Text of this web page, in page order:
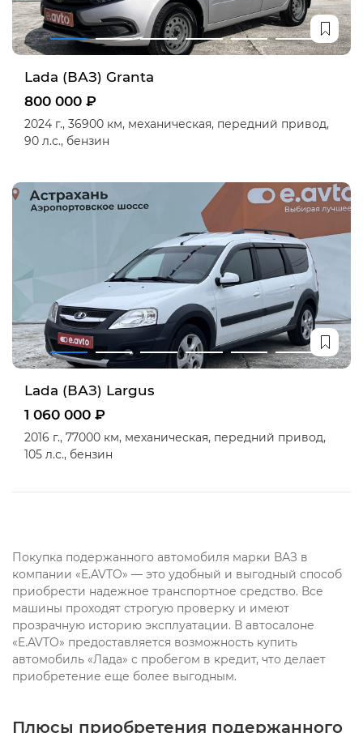
Lada (ВАЗ) Granta
800 000 ₽
2024 г., 36900 км, механическая, передний привод,
90 л.с., бензин
Lada (ВАЗ) Largus
1 060 000 ₽
2016 г., 77000 км, механическая, передний привод,
105 л.с., бензин
Покупка подержанного автомобиля марки ВАЗ в
компании «E.AVTO» — это удобный и выгодный способ
приобрести надежное транспортное средство. Все
машины проходят строгую проверку и имеют
прозрачную историю эксплуатации. В автосалоне
«E.AVTO» предоставляется возможность купить
автомобиль «Лада» с пробегом в кредит, что делает
приобретение еще более выгодным.
Плюсы приобретения подержанного